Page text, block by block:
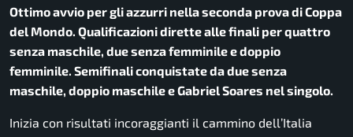
Ottimo avvio per gli azzurri nella seconda prova di Coppa
del Mondo. Qualificazioni dirette alle finali per quattro
senza maschile, due senza femminile e doppio
femminile. Semifinali conquistate da due senza
maschile, doppio maschile e Gabriel Soares nel singolo.
Inizia con risultati incoraggianti il cammino dell’Italia